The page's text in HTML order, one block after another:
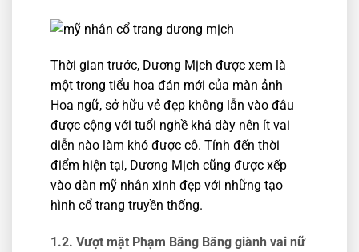
Thời gian trước, Dương Mịch được xem là
một trong tiểu hoa đán mới của màn ảnh
Hoa ngữ, sở hữu vẻ đẹp không lẫn vào đâu
được cộng với tuổi nghề khá dày nên ít vai
diễn nào làm khó được cô. Tính đến thời
điểm hiện tại, Dương Mịch cũng được xếp
vào dàn mỹ nhân xinh đẹp với những tạo
hình cổ trang truyền thống.
1.2. Vượt mặt Phạm Băng Băng giành vai nữ